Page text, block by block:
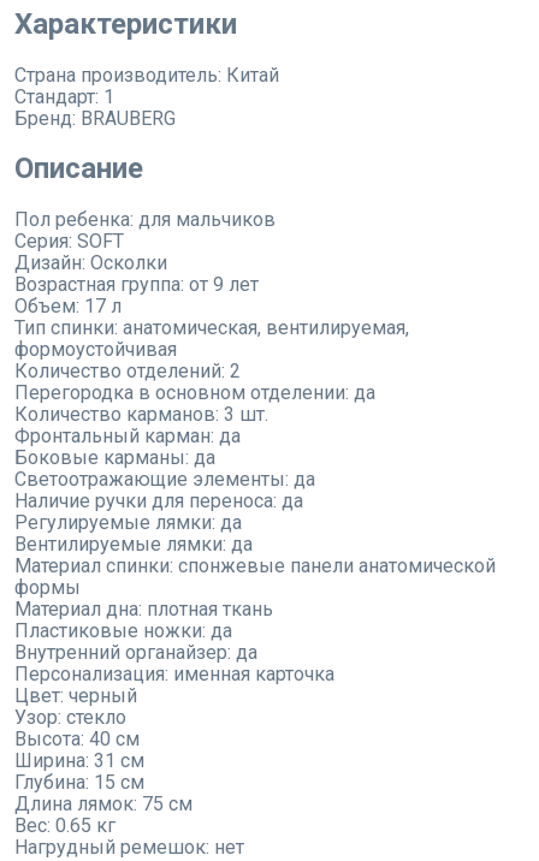
Характеристики
Страна производитель: Китай
Стандарт: 1
Бренд: BRAUBERG
Описание
Пол ребенка: для мальчиков
Серия: SOFT
Дизайн: Осколки
Возрастная группа: от 9 лет
Объем: 17 л
Тип спинки: анатомическая, вентилируемая,
формоустойчивая
Количество отделений: 2
Перегородка в основном отделении: да
Количество карманов: 3 шт.
Фронтальный карман: да
Боковые карманы: да
Светоотражающие элементы: да
Наличие ручки для переноса: да
Регулируемые лямки: да
Вентилируемые лямки: да
Материал спинки: спонжевые панели анатомической
формы
Материал дна: плотная ткань
Пластиковые ножки: да
Внутренний органайзер: да
Персонализация: именная карточка
Цвет: черный
Узор: стекло
Высота: 40 см
Ширина: 31 см
Глубина: 15 см
Длина лямок: 75 см
Вес: 0.65 кг
Нагрудный ремешок: нет